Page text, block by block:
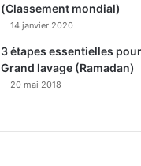
(Classement mondial)
14 janvier 2020
3 étapes essentielles
Grand lavage (Ramadan)
20 mai 2018